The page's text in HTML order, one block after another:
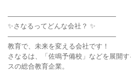
――――――――――――――――
✨さなるってどんな会社？ ✨
――――――――――――――――
教育で、未来を変える会社です！
さなるは、「佐鳴予備校」などを展開
スの総合教育企業。